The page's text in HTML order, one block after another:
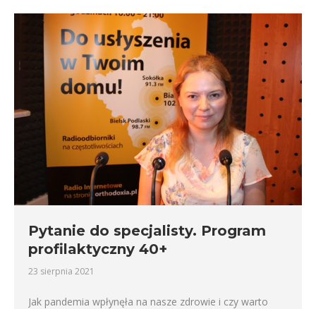
Pytanie do specjalisty. Program
profilaktyczny 40+
23 sierpnia 2021
Jak pandemia wpłynęła na nasze zdrowie i czy warto